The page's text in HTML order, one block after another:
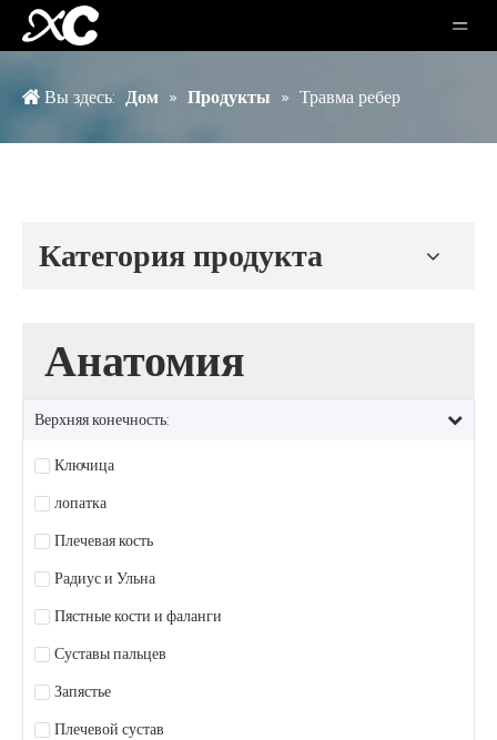
Вы здесь: Дом » Продукты » Травма ребер
Категория продукта
Анатомия
Верхняя конечность:
Ключица
лопатка
Плечевая кость
Радиус и Ульна
Пястные кости и фаланги
Суставы пальцев
Запястье
Плечевой сустав